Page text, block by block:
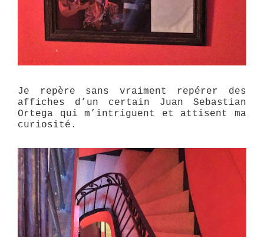
Je repère sans vraiment repérer des
affiches d’un certain Juan Sebastian
Ortega qui m’intriguent et attisent ma
curiosité.